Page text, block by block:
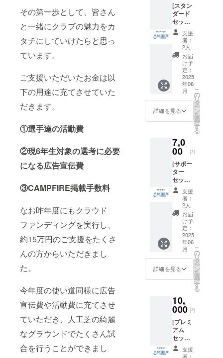
その第一歩として、皆さん
と一緒にクラブの魅力をカ
タチにしていけたらと思っ
ています。
ご支援いただいたお金は以
下の用途に充てさせていた
だきます。
①選手達の活動費
②現6年生対象の選考に必要
になる広告宣伝費
③CAMPFIRE掲載手数料
なお昨年度にもクラウド
ファンディングを実行し、
約15万円のご支援をたくさ
んの方からいただきまし
た。
今年度の使い道同様に広告
宣伝費や活動費に充てさせ
ていただき、人工芝の綺麗
なグラウンドでたくさん試
合を行うことができまし
[スタン
ダード
セット]
ステッ
カーor
キーホ
ルダー
+トート
バッグ
S+タオ
ルのお
得セッ
ト！
支援
者：
2人
お届
け予
定：
2025
年06
月
詳細を見る
こ
の
リ
タ
ー
ン
を
選
択
す
る
7,0
00 円
[サポー
ター
セット]
ロングT
シャツ
orオー
バーサ
イズT
シャツ
+タオル
+ステッ
カーor
キーホ
ルダー
のお得
セッ
支援
者：
2人
お届
け予
定：
2025
年06
月
詳細を見る
こ
の
リ
タ
ー
ン
を
選
択
す
る
10,
000 円
[プレミ
アム
セット]
ロングT
シャツ
支援
者：